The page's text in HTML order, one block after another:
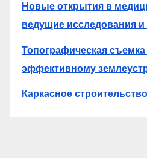
Новые открытия в
ведущие исследования
Топографическая съемка
эффективному
Каркасное